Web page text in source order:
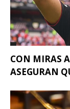
CON MIRAS
ASEGURAN